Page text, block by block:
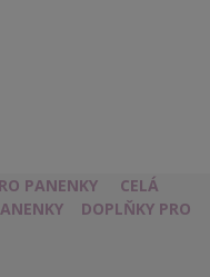
PANENKY
CELÁ
DOPLŇKY PRO